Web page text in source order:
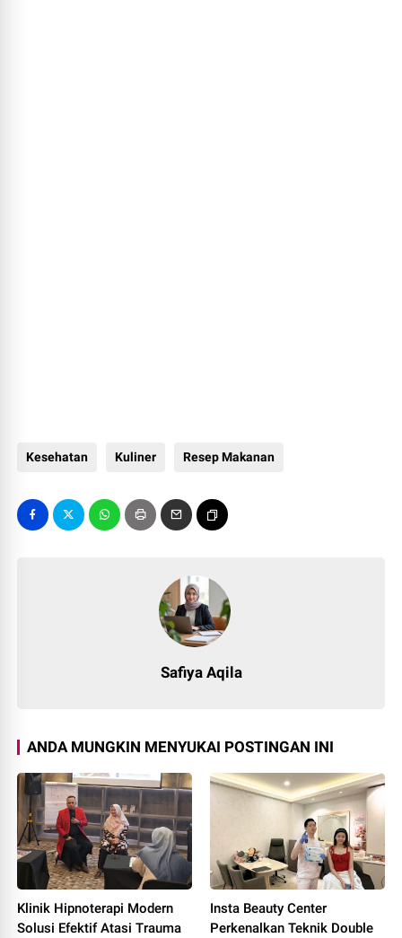
Kesehatan Kuliner Resep Makanan
Safiya Aqila
ANDA MUNGKIN MENYUKAI POSTINGAN INI
Klinik Hipnoterapi Modern
Solusi Efektif Atasi Trauma
Insta Beauty Center
Perkenalkan Teknik Double